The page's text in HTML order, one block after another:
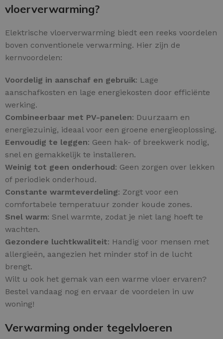
vloerverwarming?
Elektrische vloerverwarming biedt een reeks voordelen
boven conventionele verwarming. Hier zijn de
kernvoordelen:
Voordelig in aanschaf en gebruik: Lage
aanschafkosten en lage energiekosten door efficiënte
werking.
Combineerbaar met PV-panelen: Duurzaam en
energiezuinig, ideaal voor een groene energieoplossing.
Eenvoudig te leggen: Geen hak- of breekwerk nodig,
snel en gemakkelijk te installeren.
Weinig tot geen onderhoud: Geen zorgen over lekken
of periodiek onderhoud.
Constante warmteverdeling: Zorgt voor een
comfortabele temperatuur zonder koude zones.
Snel warm: Snel warmte, zodat je niet lang hoeft te
wachten.
Gezondere luchtkwaliteit: Handig voor mensen met
allergieën, aangezien het minder stof in de lucht
brengt.
Wilt u ook het gemak van een warme vloer ervaren?
Bestel vandaag nog en ervaar de voordelen in uw
woning!
Verwarming onder tegelvloeren